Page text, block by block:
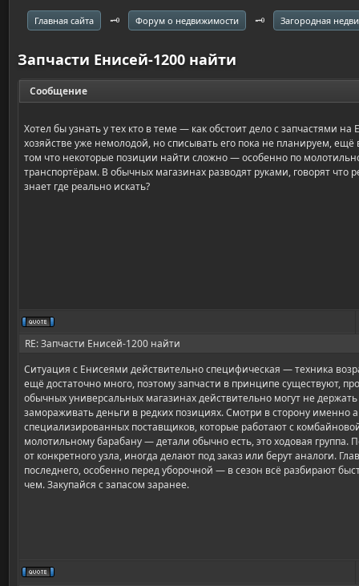
Главная сайта 🗝️ Форум о недвижимости 🗝️ Загородная
Запчасти Енисей-1200 найти
Сообщение
Хотел бы узнать у тех кто в теме — как обстоит дело с запчастями
хозяйстве уже немолодой, но списывать его пока не планируем,
том что некоторые позиции найти сложно — особенно по
транспортёрам. В обычных магазинах разводят руками, говорят что
знает где реально искать?
RE: Запчасти Енисей-1200 найти
Ситуация с Енисеями действительно специфическая — техника
ещё достаточно много, поэтому запчасти в принципе существуют,
обычных универсальных магазинах действительно могут не
замораживать деньги в редких позициях. Смотри в сторону именно
специализированных поставщиков, которые работают с
молотильному барабану — детали обычно есть, это ходовая группа.
от конкретного узла, иногда делают под заказ или берут аналоги.
последнего, особенно перед уборочной — в сезон всё разбирают
чем. Закупайся с запасом заранее.